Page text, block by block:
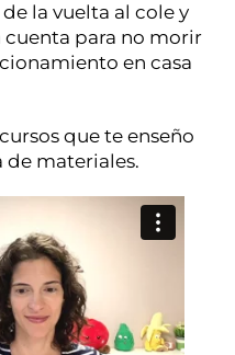
la vuelta al cole y
cuenta para no morir
en casa
que te enseño
de materiales.